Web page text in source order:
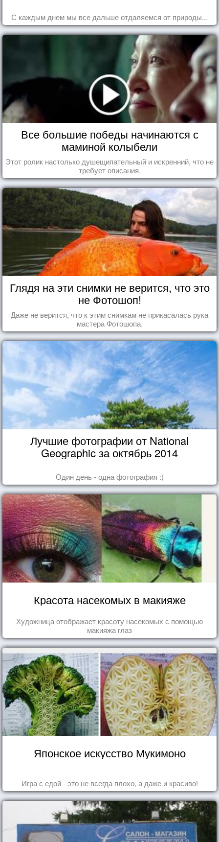
С каждым днем мы все дальше отдаляемся от природы...
Все большие победы начинаются с
маминой колыбели
Этот ролик настолько душещипательный и искренний, что не
требует описания.
Глядя на эти снимки не верится, что это
не Фотошоп!
Даже не верится, что к этим снимкам не прикасалась рука
мастера Фотошопа.
Лучшие фотографии от National
Geographic за октябрь 2014
Один день - одна фотография :)
Красота насекомых в макияже
Художница отображает красоту насекомых с помощью
макияжа глаз
Японское искусство Мукимоно
Игра с едой - это не всегда плохо, а даже и красиво!